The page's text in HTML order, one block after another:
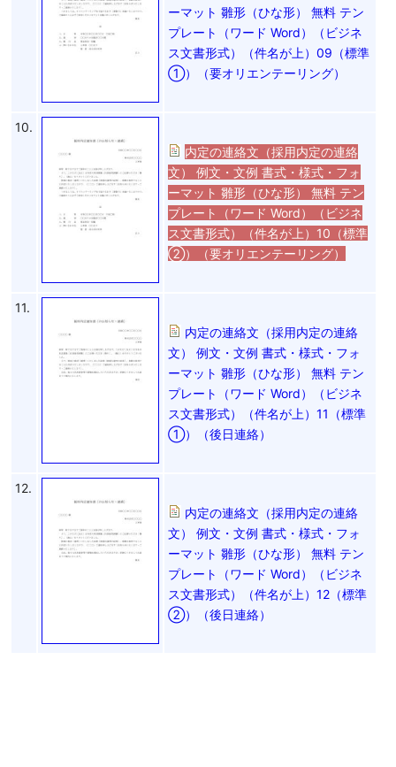
ーマット 雛形（ひな形） 無料 テン
プレート（ワード Word）（ビジネ
ス文書形式）（件名が上）09（標準
①）（要オリエンテーリング）
10.
内定の連絡文（採用内定の連絡
文） 例文・文例 書式・様式・フォ
ーマット 雛形（ひな形） 無料 テン
プレート（ワード Word）（ビジネ
ス文書形式）（件名が上）10（標準
②）（要オリエンテーリング）
11.
内定の連絡文（採用内定の連絡
文） 例文・文例 書式・様式・フォ
ーマット 雛形（ひな形） 無料 テン
プレート（ワード Word）（ビジネ
ス文書形式）（件名が上）11（標準
①）（後日連絡）
12.
内定の連絡文（採用内定の連絡
文） 例文・文例 書式・様式・フォ
ーマット 雛形（ひな形） 無料 テン
プレート（ワード Word）（ビジネ
ス文書形式）（件名が上）12（標準
②）（後日連絡）